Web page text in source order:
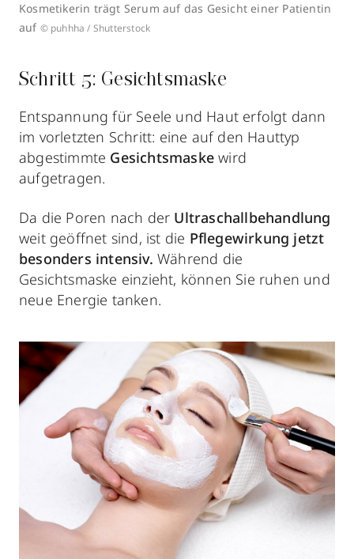
Kosmetikerin trägt Serum auf das Gesicht einer Patientin
auf © puhhha / Shutterstock
Schritt 5: Gesichtsmaske
Entspannung für Seele und Haut erfolgt dann
im vorletzten Schritt: eine auf den Hauttyp
abgestimmte Gesichtsmaske wird
aufgetragen.
Da die Poren nach der Ultraschallbehandlung
weit geöffnet sind, ist die Pflegewirkung jetzt
besonders intensiv. Während die
Gesichtsmaske einzieht, können Sie ruhen und
neue Energie tanken.